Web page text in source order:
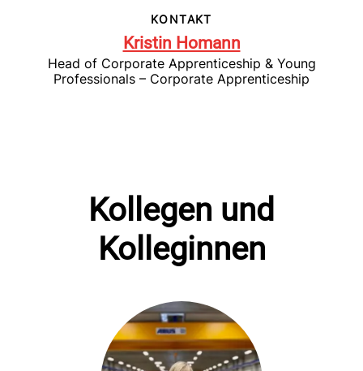
KONTAKT
Kristin Homann
Head of Corporate Apprenticeship & Young
Professionals – Corporate Apprenticeship
Kollegen und
Kolleginnen